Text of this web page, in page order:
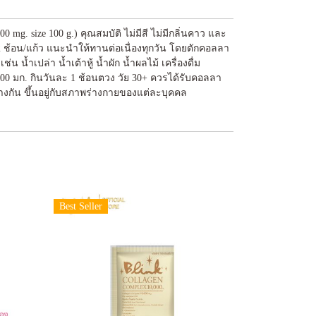
mg. size 100 g.) คุณสมบัติ ไม่มีสี ไม่มีกลิ่นคาว และ
อน/แก้ว แนะนำให้ทานต่อเนื่องทุกวัน โดยตักคอลลา
น น้ำเปล่า น้ำเต้าหู้ น้ำผัก น้ำผลไม้ เครื่องดื่ม
มก. กินวันละ 1 ช้อนตวง วัย 30+ ควรได้รับคอลลา
งกัน ขึ้นอยู่กับสภาพร่างกายของแต่ละบุคคล
Best Seller